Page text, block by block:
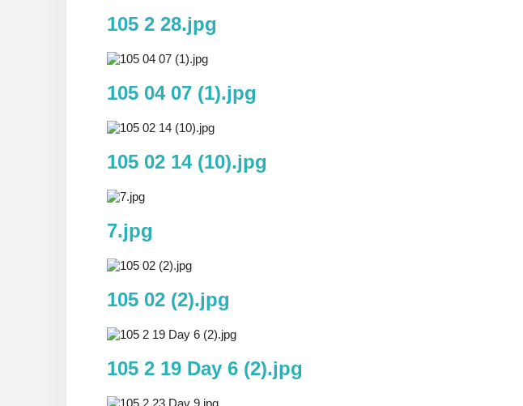
105 2 28.jpg
105 04 07 (1).jpg
105 02 14 (10).jpg
7.jpg
105 02 (2).jpg
105 2 19 Day 6 (2).jpg